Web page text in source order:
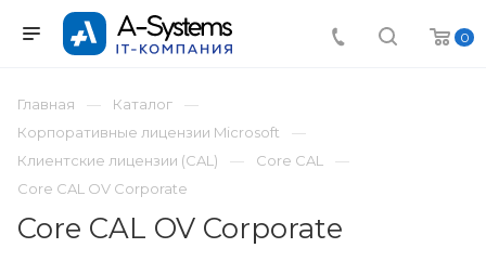
0
Главная
Каталог
Корпоративные лицензии Microsoft
Клиентские лицензии (CAL)
Core CAL
Core CAL OV Corporate
Core CAL OV Corporate